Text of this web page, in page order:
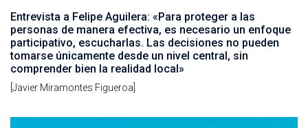
Entrevista a Felipe Aguilera: «Para proteger a las
personas de manera efectiva, es necesario un enfoque
participativo, escucharlas. Las decisiones no pueden
tomarse únicamente desde un nivel central, sin
comprender bien la realidad local»
[Javier Miramontes Figueroa]